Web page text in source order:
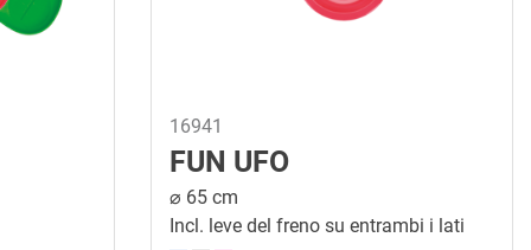
16941
FUN UFO
⌀ 65 cm
Incl. leve del freno su entrambi i lati